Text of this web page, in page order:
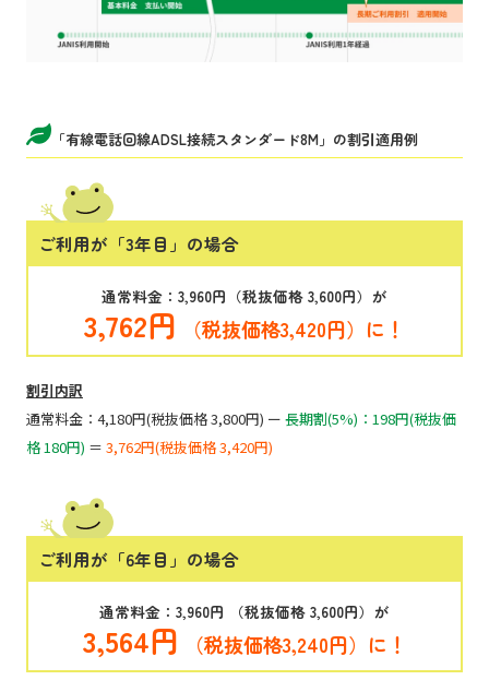
「有線電話回線ADSL接続スタンダード8M」の割引適用例
ご利用が「3年目」の場合
通常料金：3,960円（税抜価格 3,600円）が
3,762円 （税抜価格3,420円）に！
割引内訳
通常料金：4,180円(税抜価格 3,800円) ー 長期割(5%)：198円(税抜価
格 180円) ＝ 3,762円(税抜価格 3,420円)
ご利用が「6年目」の場合
通常料金：3,960円 （税抜価格 3,600円）が
3,564円 （税抜価格3,240円）に！